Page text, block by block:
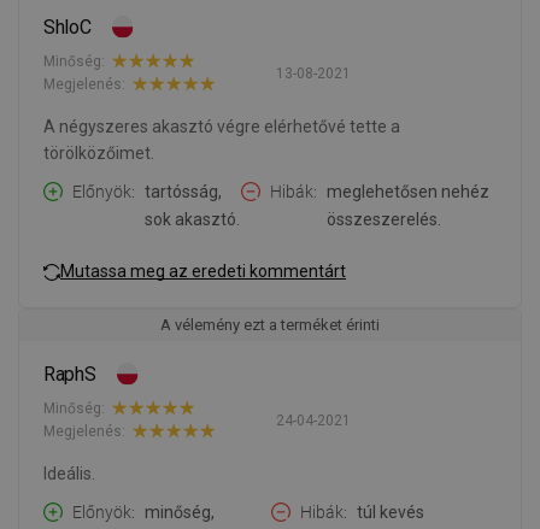
ShloC
13-08-2021
Minőség:
Megjelenés:
A négyszeres akasztó végre elérhetővé tette a
törölközőimet.
Előnyök
tartósság,
sok akasztó.
Hibák
meglehetősen nehéz
összeszerelés.
Mutassa meg az eredeti kommentárt
A vélemény ezt a terméket érinti
RaphS
24-04-2021
Minőség:
Megjelenés:
Ideális.
Előnyök
minőség,
Hibák
túl kevés